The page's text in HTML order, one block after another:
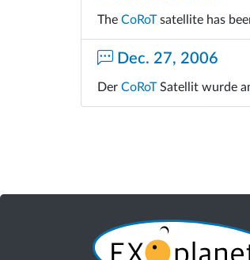
The CoRoTsatellite has
Dec. 27, 2006
Der CoRoTSatellit wurde